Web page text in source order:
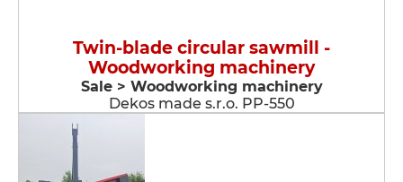
Twin-blade circular sawmill -
Woodworking machinery
Sale > Woodworking machinery
Dekos made s.r.o. PP-550